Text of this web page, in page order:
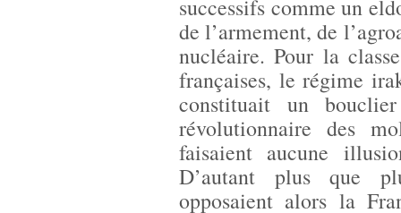
successifs comme un
de l’armement, de
nucléaire. Pour la
françaises, le régime
constituait un
révolutionnaire des
faisaient aucune
D’autant plus que
opposaient alors la